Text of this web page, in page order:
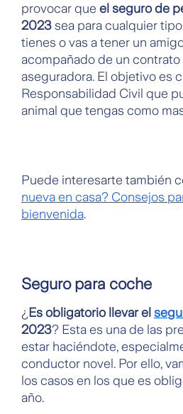
provocar que el seguro de
2023 sea para cualquier
tienes o vas a tener un
acompañado de un contrato
aseguradora. El objetivo es
Responsabilidad Civil que
animal que tengas como
Puede interesarte también
nueva en casa? Consejos
bienvenida.
Seguro para coche
¿ Es obligatorio llevar el
2023? Esta es una de las
estar haciéndote,
conductor novel. Por ello,
los casos en los que es
año.